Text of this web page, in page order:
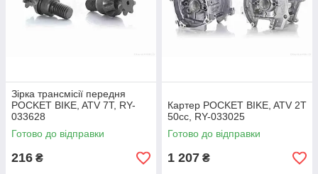
Зірка трансмісії передня
POCKET BIKE, ATV 7T, RY-
033628
Готово до відправки
216 ₴
Картер POCKET BIKE, ATV 2T
50cc, RY-033025
Готово до відправки
1 207 ₴